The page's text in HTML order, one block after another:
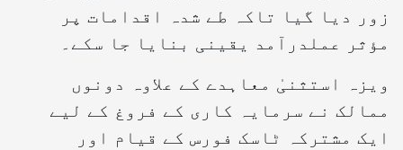
زور دیا گیا تاکہ طے شدہ اقدامات پر
مؤثر عملدرآمد یقینی بنایا جا سکے۔
ویزہ استثنیٰ معاہدے کے علاوہ دونوں
ممالک نے سرمایہ کاری کے فروغ کے لیے
ایک مشترکہ ٹاسک فورس کے قیام اور